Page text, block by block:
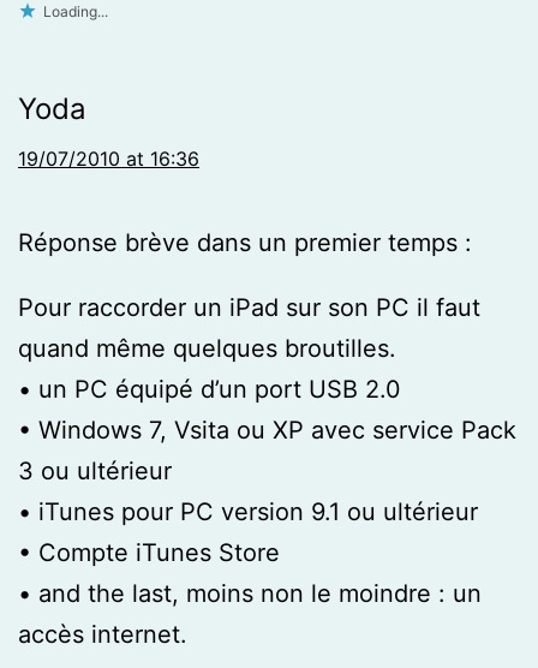
Loading...
Yoda
19/07/2010 at 16:36
Réponse brève dans un premier temps :
Pour raccorder un iPad sur son PC il faut
quand même quelques broutilles.
• un PC équipé d’un port USB 2.0
• Windows 7, Vsita ou XP avec service Pack
3 ou ultérieur
• iTunes pour PC version 9.1 ou ultérieur
• Compte iTunes Store
• and the last, moins non le moindre : un
accès internet.